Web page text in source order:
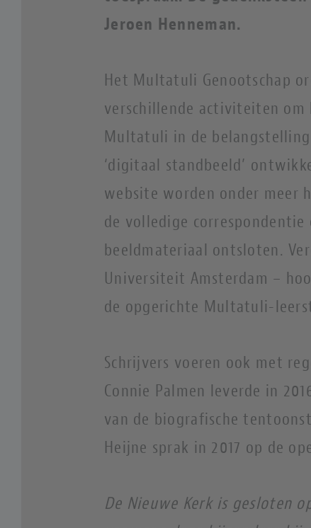
Jeroen Henneman.
Het Multatuli Genootschap
verschillende activiteiten om
Multatuli in de
‘digitaal standbeeld’
website worden onder meer
de volledige correspondentie
beeldmateriaal ontsloten.
Universiteit Amsterdam –
de opgerichte Multatuli-
Schrijvers voeren ook met
Connie Palmen leverde in
van de biografische
Heijne sprak in 2017 op de
De Nieuwe Kerk is gesloten